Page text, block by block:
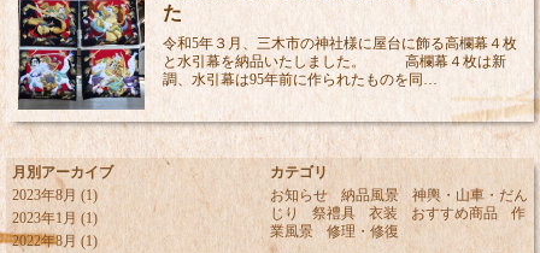
た
令和5年３月、三木市の神社様に屋台に飾る高欄幕４枚
と水引幕を納品いたしました。 高欄幕４枚は新
調、水引幕は95年前に作られたものを同…
月別アーカイブ
2023年8月 (1)
2023年1月 (1)
2022年8月 (1)
カテゴリ
お知らせ
納品風景
神輿・山車・だん
じり
祭禮具 衣装 おすすめ商品
作
業風景
修理・修復